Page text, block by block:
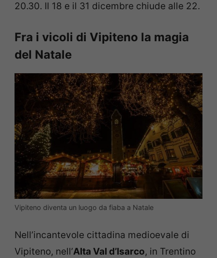
20.30. Il 18 e il 31 dicembre chiude alle 22.
Fra i vicoli di Vipiteno la magia
del Natale
Vipiteno diventa un luogo da fiaba a Natale
Nell’incantevole cittadina medioevale di
Vipiteno, nell’Alta Val d’Isarco, in Trentino